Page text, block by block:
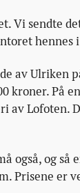
Vi sendte
hennes
av Ulriken
kroner. På
av Lofoten.
også, og
Prisene er